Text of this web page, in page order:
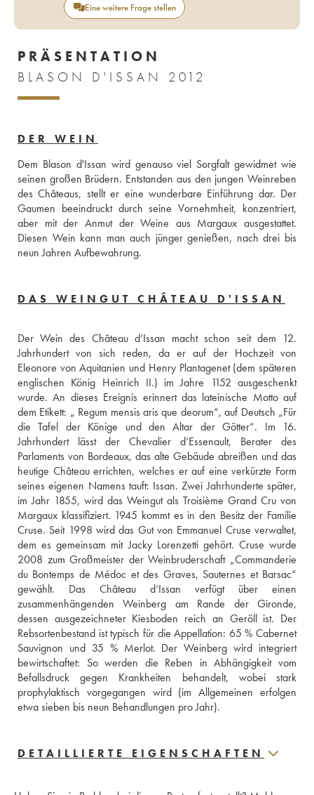
Eine weitere Frage stellen
PRÄSENTATION
BLASON D'ISSAN 2012
DER WEIN
Dem Blason d'Issan wird genauso viel Sorgfalt gewidmet wie
seinen großen Brüdern. Entstanden aus den jungen Weinreben
des Châteaus, stellt er eine wunderbare Einführung dar. Der
Gaumen beeindruckt durch seine Vornehmheit, konzentriert,
aber mit der Anmut der Weine aus Margaux ausgestattet.
Diesen Wein kann man auch jünger genießen, nach drei bis
DAS WEINGUT CHÂTEAU D'ISSAN
Der Wein des Château d‘Issan macht schon seit dem 12.
Jahrhundert von sich reden, da er auf der Hochzeit von
Eleonore von Aquitanien und Henry Plantagenet (dem späteren
englischen König Heinrich II.) im Jahre 1152 ausgeschenkt
wurde. An dieses Ereignis erinnert das lateinische Motto auf
dem Etikett: „ Regum mensis aris que deorum“, auf Deutsch „Für
die Tafel der Könige und den Altar der Götter“. Im 16.
Jahrhundert lässt der Chevalier d‘Essenault, Berater des
Parlaments von Bordeaux, das alte Gebäude abreißen und das
heutige Château errichten, welches er auf eine verkürzte Form
seines eigenen Namens tauft: Issan. Zwei Jahrhunderte später,
im Jahr 1855, wird das Weingut als Troisième Grand Cru von
Margaux klassifiziert. 1945 kommt es in den Besitz der Familie
Cruse. Seit 1998 wird das Gut von Emmanuel Cruse verwaltet,
dem es gemeinsam mit Jacky Lorenzetti gehört. Cruse wurde
2008 zum Großmeister der Weinbruderschaft „Commanderie
du Bontemps de Médoc et des Graves, Sauternes et Barsac“
gewählt. Das Château d‘Issan verfügt über einen
zusammenhängenden Weinberg am Rande der Gironde,
dessen ausgezeichneter Kiesboden reich an Geröll ist. Der
Rebsortenbestand ist typisch für die Appellation: 65 % Cabernet
Sauvignon und 35 % Merlot. Der Weinberg wird integriert
bewirtschaftet: So werden die Reben in Abhängigkeit vom
Befallsdruck gegen Krankheiten behandelt, wobei stark
prophylaktisch vorgegangen wird (im Allgemeinen erfolgen
etwa sieben bis neun Behandlungen pro Jahr).
DETAILLIERTE EIGENSCHAFTEN